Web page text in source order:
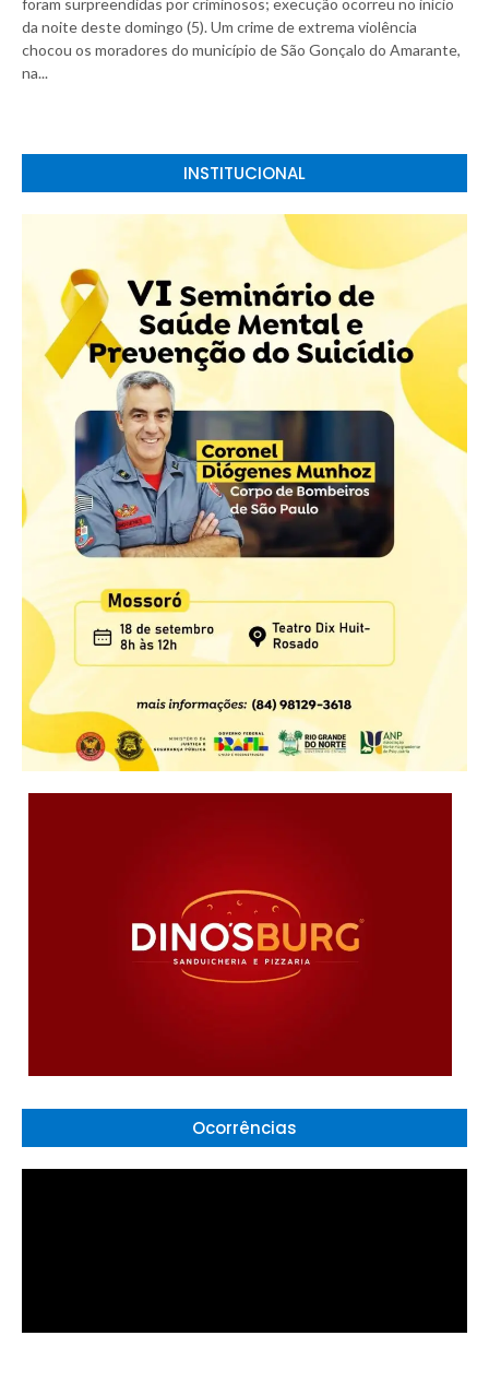
da noite deste domingo (5). Um crime de extrema violência
chocou os moradores do município de São Gonçalo do Amarante,
na...
INSTITUCIONAL
Ocorrências